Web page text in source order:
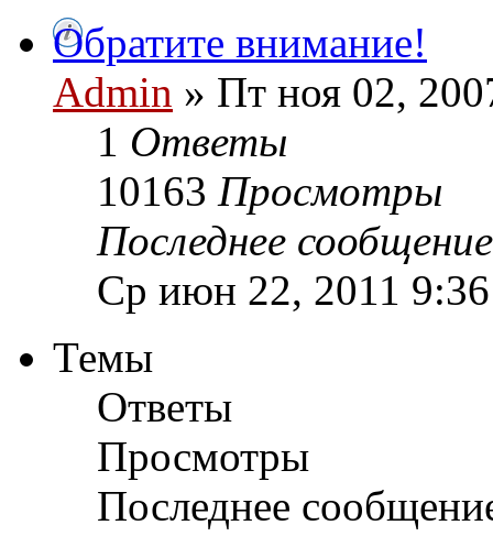
Обратите внимание!
Admin » Пт ноя 02,
1 Ответы
10163 Просмотры
Последнее
Ср июн 22, 2011
Темы
Ответы
Просмотры
Последнее